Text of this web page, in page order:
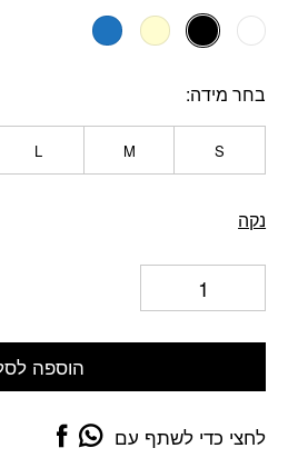
דירוג לקוחות1
בחר מידה
S
M
L
נקה
הוספה
לחצי כדי לשתף עם